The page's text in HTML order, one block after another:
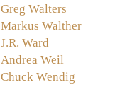
Greg Walters
Markus Walther
J.R. Ward
Andrea Weil
Chuck Wendig